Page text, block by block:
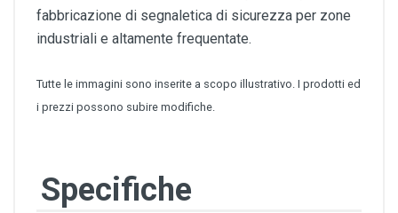
fabbricazione di segnaletica di sicurezza per zone
industriali e altamente frequentate.
Tutte le immagini sono inserite a scopo illustrativo. I prodotti ed
i prezzi possono subire modifiche.
Specifiche